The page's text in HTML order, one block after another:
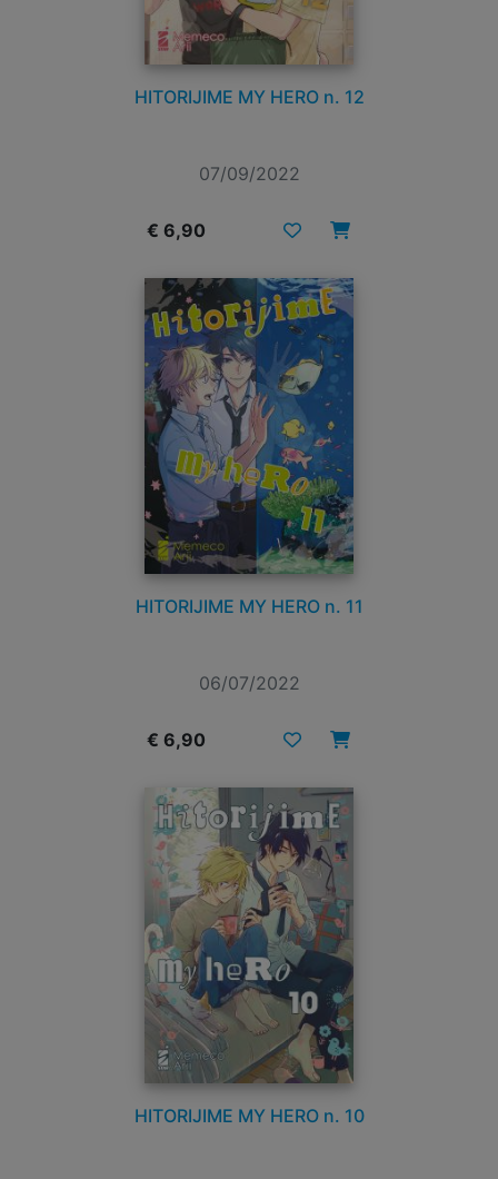
HITORIJIME MY HERO n. 12
07/09/2022
€ 6,90
HITORIJIME MY HERO n. 11
06/07/2022
€ 6,90
HITORIJIME MY HERO n. 10